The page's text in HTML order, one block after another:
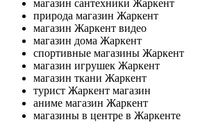
магазин сантехники Жаркент
природа магазин Жаркент
магазин Жаркент видео
магазин дома Жаркент
спортивные магазины Жаркент
магазин игрушек Жаркент
магазин ткани Жаркент
турист Жаркент магазин
аниме магазин Жаркент
магазины в центре в Жаркенте